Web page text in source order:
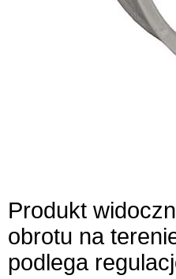
Produkt
obrotu na
podlega